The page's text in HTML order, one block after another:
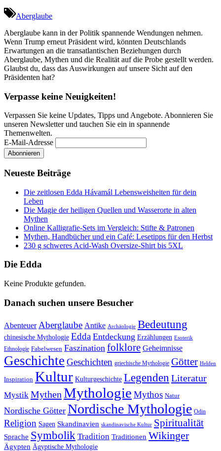
Aberglaube
Aberglaube kann in der Politik spannende Wendungen nehmen.
Wenn Trump erneut Präsident wird, könnten Deutschlands
Erwartungen an die transatlantischen Beziehungen durch
Aberglaube, Mythen und die Realität auf die Probe gestellt werden.
Glaubst du, dass das Auswirkungen auf unsere Sicht auf den
Präsidenten hat?
Verpasse keine Neuigkeiten!
Verpassen Sie keine Updates, Tipps und Angebote. Abonnieren Sie
unseren Newsletter und tauchen Sie ein in spannende
Themenwelten.
E-Mail-Adresse
Neueste Beiträge
Die zeitlosen Edda Hávamál Lebensweisheiten für dein
Leben
Die Magie der heiligen Quellen und Wasserorte in alten
Mythen
Online Kalligrafie‑Sets im Vergleich: Stifte & Patronen
Mythen, Handbücher und ein Café: Lesetipps für den Herbst
230 g schweres Acid-Wash Oversize-Shirt bis 5XL
Die Edda
Keine Produkte gefunden.
Danach suchen unsere Besucher
Abenteuer Aberglaube Antike Archäologie Bedeutung
chinesische Mythologie Edda Entdeckung Erzählungen Esoterik
Ethnologie Fabelwesen Faszination folklore Geheimnisse
Geschichte Geschichten griechische Mythologie Götter Helden
Inspiration Kultur Kulturgeschichte Legenden Literatur
Mystik Mythen Mythologie Mythos Natur
Nordische Götter Nordische Mythologie Odin
Religion Sagen Skandinavien skandinavische Kultur Spiritualität
Sprache Symbolik Tradition Traditionen Wikinger
Ägypten Ägyptische Mythologie